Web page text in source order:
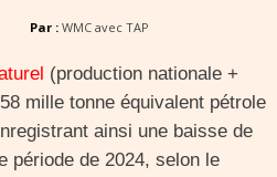
Par : WMC avec TAP
(production nationale +
mille tonne équivalent pétrole
ainsi une baisse de
période de 2024, selon le